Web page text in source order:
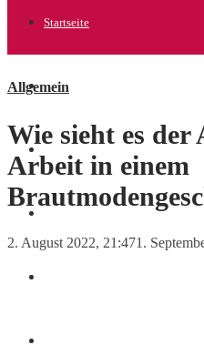
Startseite
Allgemein
Allgemein
Wie sieht es der
Arbeit in einem
2. August 2022, 21:471.